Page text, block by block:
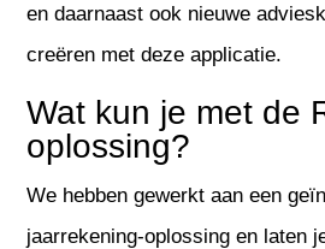
en daarnaast ook nieuwe
creëren met deze applicatie.
Wat kun je met de
oplossing?
We hebben gewerkt aan een
jaarrekening-oplossing en laten